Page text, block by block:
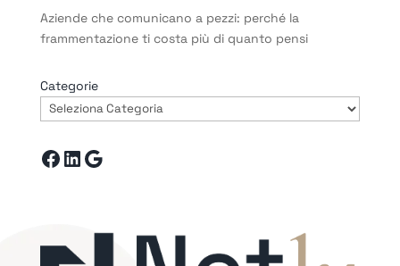
Aziende che comunicano a pezzi: perché la
frammentazione ti costa più di quanto pensi
Categorie
Facebook
LinkedIn
Google